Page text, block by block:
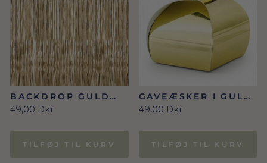
BACKDROP GULD
0.9 X 2.5M
49,00 Dkr
TILFØJ TIL KURV
GAVEÆSKER I GULD
10 STK.
49,00 Dkr
TILFØJ TIL KURV